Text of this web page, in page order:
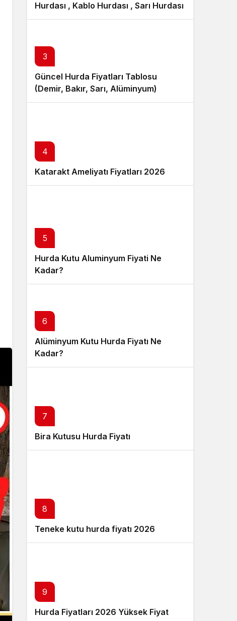
Hurdası , Kablo Hurdası , Sarı Hurdası
3
Güncel Hurda Fiyatları Tablosu
(Demir, Bakır, Sarı, Alüminyum)
4
Katarakt Ameliyatı Fiyatları 2026
5
Hurda Kutu Aluminyum Fiyati Ne
Kadar?
6
Alüminyum Kutu Hurda Fiyatı Ne
Kadar?
7
Bira Kutusu Hurda Fiyatı
8
Teneke kutu hurda fiyatı 2026
9
Hurda Fiyatları 2026 Yüksek Fiyat